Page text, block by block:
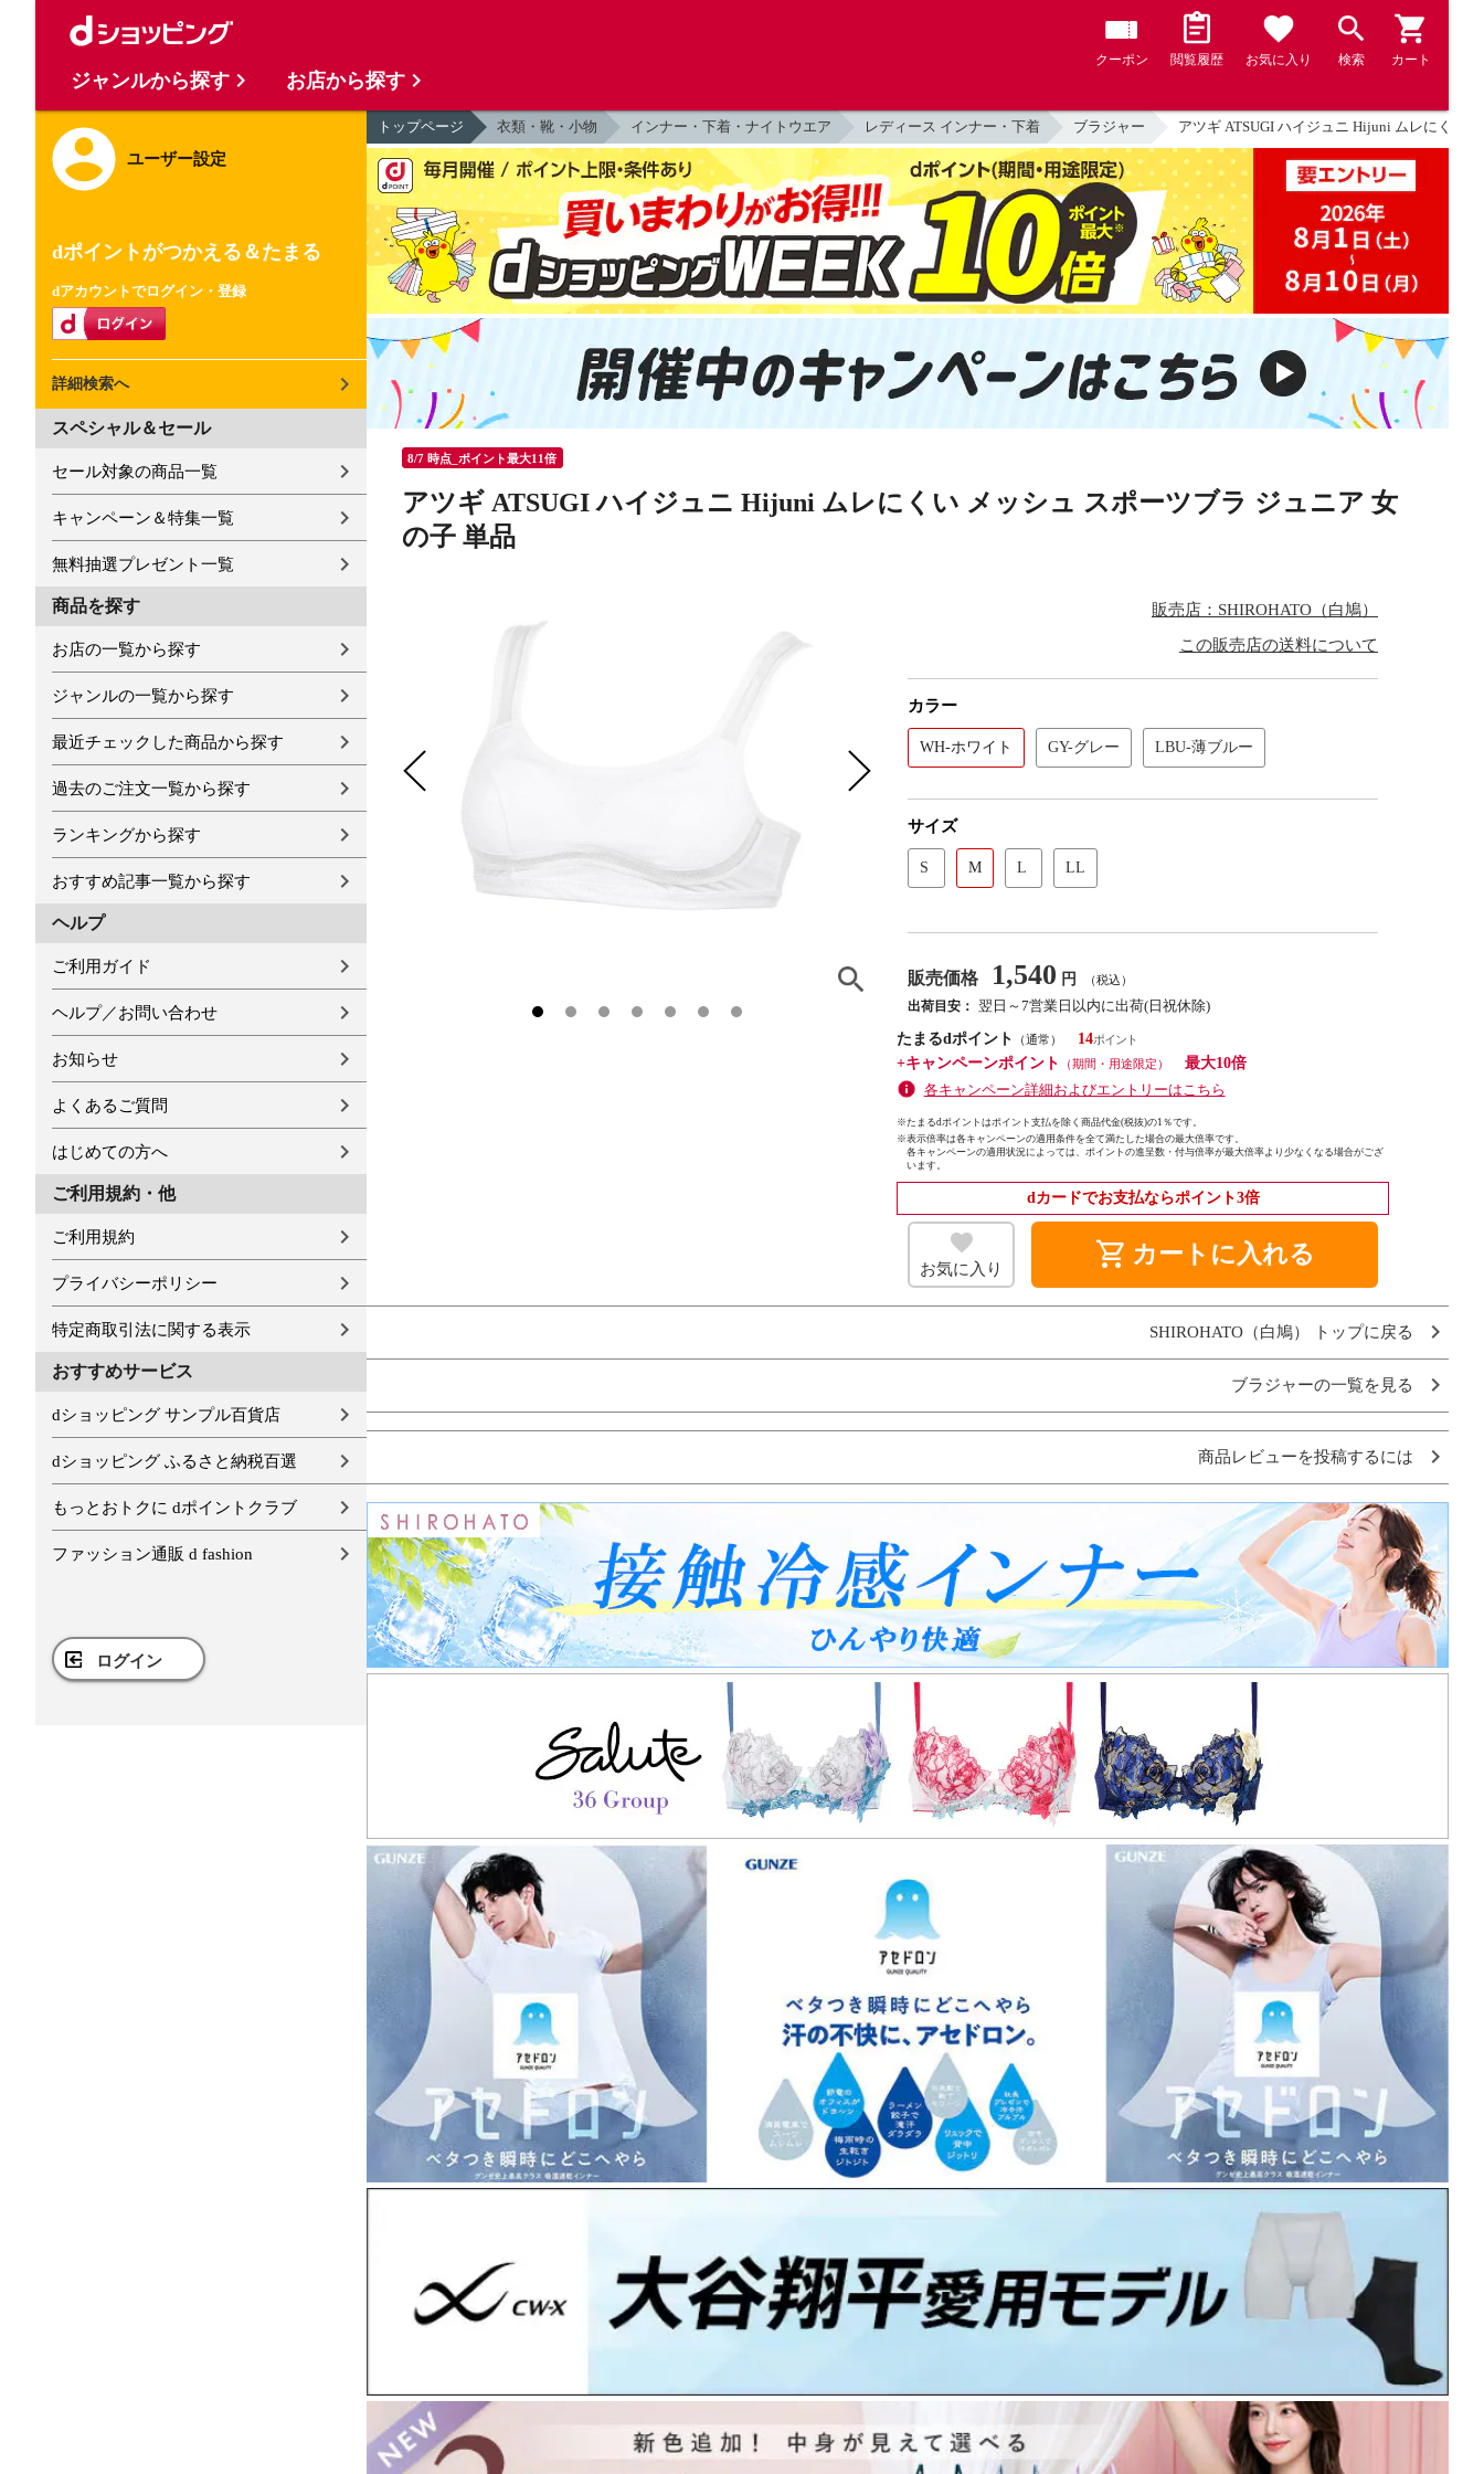
クーポン 閲覧履歴 お気に入り 検索 カート
ユーザー設定
dポイントがつかえる＆たまる
dアカウントでログイン・登録
詳細検索へ
スペシャル＆セール
セール対象の商品一覧
キャンペーン＆特集一覧
無料抽選プレゼント一覧
商品を探す
お店の一覧から探す
ジャンルの一覧から探す
最近チェックした商品から探す
過去のご注文一覧から探す
ランキングから探す
おすすめ記事一覧から探す
ヘルプ
ご利用ガイド
ヘルプ／お問い合わせ
お知らせ
よくあるご質問
はじめての方へ
ご利用規約・他
ご利用規約
プライバシーポリシー
特定商取引法に関する表示
おすすめサービス
dショッピング サンプル百貨店
dショッピング ふるさと納税百選
もっとおトクに dポイントクラブ
ファッション通販 d fashion
ログイン
トップページ 衣類・靴・小物 インナー・下着・ナイトウエア レディース インナー・下着 ブラジャー アツギ ATSUGI ハイジュニ Hijuni ムレにくい
8/7 時点_ポイント最大11倍
アツギ ATSUGI ハイジュニ Hijuni ムレにくい メッシュ スポーツブラ ジュニア 女
の子 単品
販売店：SHIROHATO（白鳩）
この販売店の送料について
カラー
WH-ホワイト GY-グレー LBU-薄ブルー
サイズ
S M L LL
販売価格 1,540 円 （税込）
出荷目安： 翌日～7営業日以内に出荷(日祝休除)
たまるdポイント
（通常）
14
+キャンペーンポイント
（期間・用途限定）
最大10倍
各キャンペーン詳細およびエントリーはこちら
※たまるdポイントはポイント支払を除く商品代金(税抜)の1％です。
※表示倍率は各キャンペーンの適用条件を全て満たした場合の最大倍率です。
各キャンペーンの適用状況によっては、ポイントの進呈数・付与倍率が最大倍率より少なくなる場合がござ
います。
dカードでお支払ならポイント3倍
お気に入り shopping_cart カートに入れる
SHIROHATO（白鳩） トップに戻る
ブラジャーの一覧を見る
商品レビューを投稿するには
ジャンルから探す お店から探す